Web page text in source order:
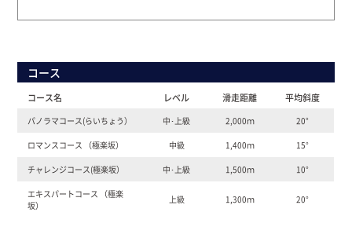
コース
コース名 レベル 滑走距離 平均斜度
パノラマコース(らいちょう） 中･上級 2,000ｍ 20°
ロマンスコース （極楽坂） 中級 1,400ｍ 15°
チャレンジコース(極楽坂） 中･上級 1,500ｍ 10°
エキスパートコース （極楽
坂）
上級 1,300ｍ 20°